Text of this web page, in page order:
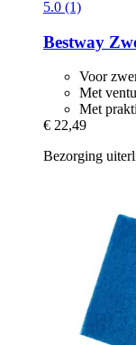
5.0 (1)
Bestway
Voor
Met
Met
€ 22,49
Bezorging